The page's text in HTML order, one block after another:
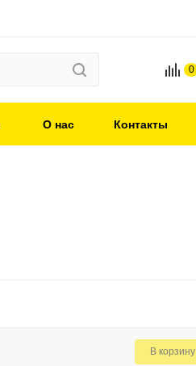
0
О нас Контакты
В корзину